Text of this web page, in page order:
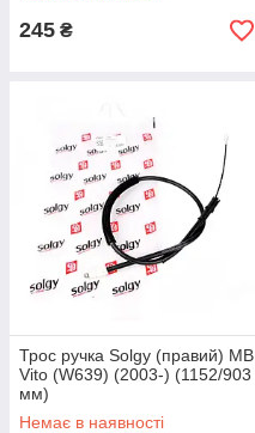
245 ₴
Трос ручка Solgy (правий) MB
Vito (W639) (2003-) (1152/903
мм)
Немає в наявності